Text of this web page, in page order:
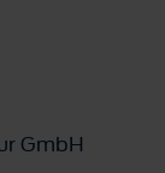
GmbH